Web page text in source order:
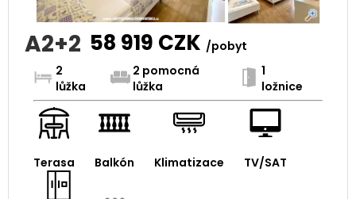
A2+2 58 919 CZK /pobyt
2
lůžka
2 pomocná
lůžka
1
ložnice
Terasa Balkón Klimatizace TV/SAT